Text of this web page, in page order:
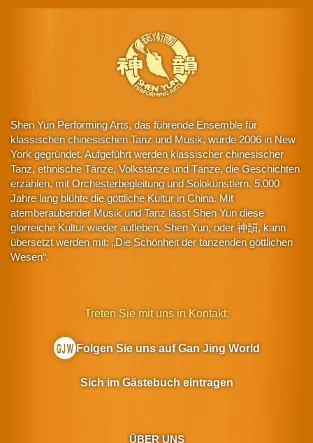
Shen Yun Performing Arts, das führende Ensemble für
klassischen chinesischen Tanz und Musik, wurde 2006 in New
York gegründet. Aufgeführt werden klassischer chinesischer
Tanz, ethnische Tänze, Volkstänze und Tänze, die Geschichten
erzählen, mit Orchesterbegleitung und Solokünstlern. 5.000
Jahre lang blühte die göttliche Kultur in China. Mit
atemberaubender Musik und Tanz lässt Shen Yun diese
glorreiche Kultur wieder aufleben. Shen Yun, oder 神韻, kann
übersetzt werden mit: „Die Schönheit der tanzenden göttlichen
Wesen“.
ÜBER UNS
Treten Sie mit uns in Kontakt:
Folgen Sie uns auf Gan Jing World
Sich im Gästebuch eintragen